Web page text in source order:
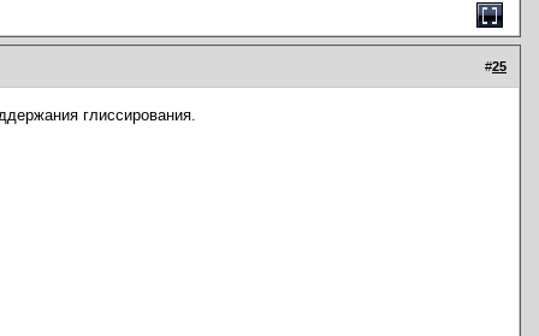
#25
глиссирования.